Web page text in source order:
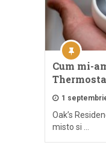
Cum mi-
1
Oak’s
misto si …